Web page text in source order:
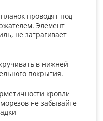
проводят под
Элемент
не затрагивает
в нижней
покрытия.
кровли
не забывайте